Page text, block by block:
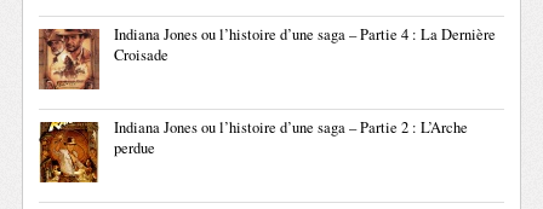
Indiana Jones ou l’histoire d’une saga – Partie 4 : La Dernière
Croisade
Indiana Jones ou l’histoire d’une saga – Partie 2 : L’Arche
perdue